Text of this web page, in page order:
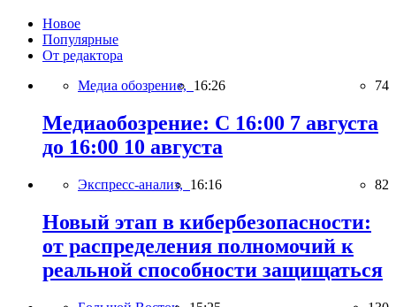
Новое
Популярные
От редактора
Медиа обозрение, 16:26 74
Медиаобозрение: С 16:00 7 августа
до 16:00 10 августа
Экспресс-анализ, 16:16 82
Новый этап в кибербезопасности:
от распределения полномочий к
реальной способности защищаться